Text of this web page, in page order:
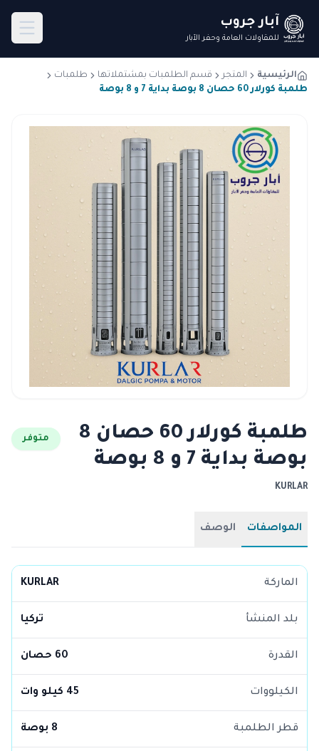
آبار جروب
للمقاولات العامة وحفر الآبار
الرئيسية المتجر قسم الطلمبات بمشتملاتها
طلمبات
طلمبة كورلار 60 حصان 8 بوصة بداية 7 و 8 بوصة
طلمبة كورلار 60 حصان 8
بوصة بداية 7 و 8 بوصة
متوفر
KURLAR
المواصفات الوصف
الماركة KURLAR
بلد المنشأ تركيا
القدرة 60 حصان
الكيلووات 45 كيلو وات
قطر الطلمبة 8 بوصة